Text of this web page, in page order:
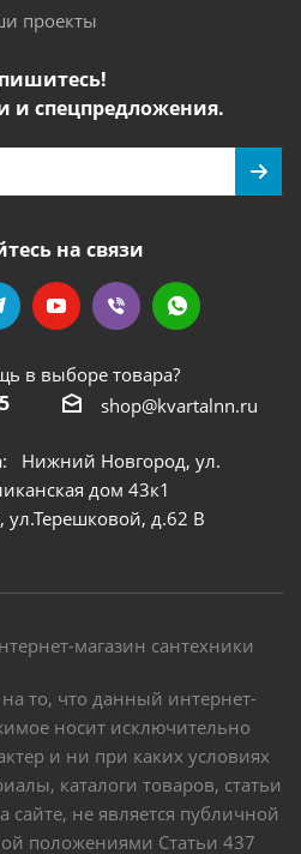
проекты
и спецпредложения.
на связи
в выборе товара?
shop@kvartalnn.ru
Нижний Новгород, ул.
дом 43к1
ул.Терешковой, д.62 В
магазин сантехники
то, что данный интернет-
носит исключительно
и ни при каких условиях
каталоги товаров, статьи
не является публичной
положениями Статьи 437